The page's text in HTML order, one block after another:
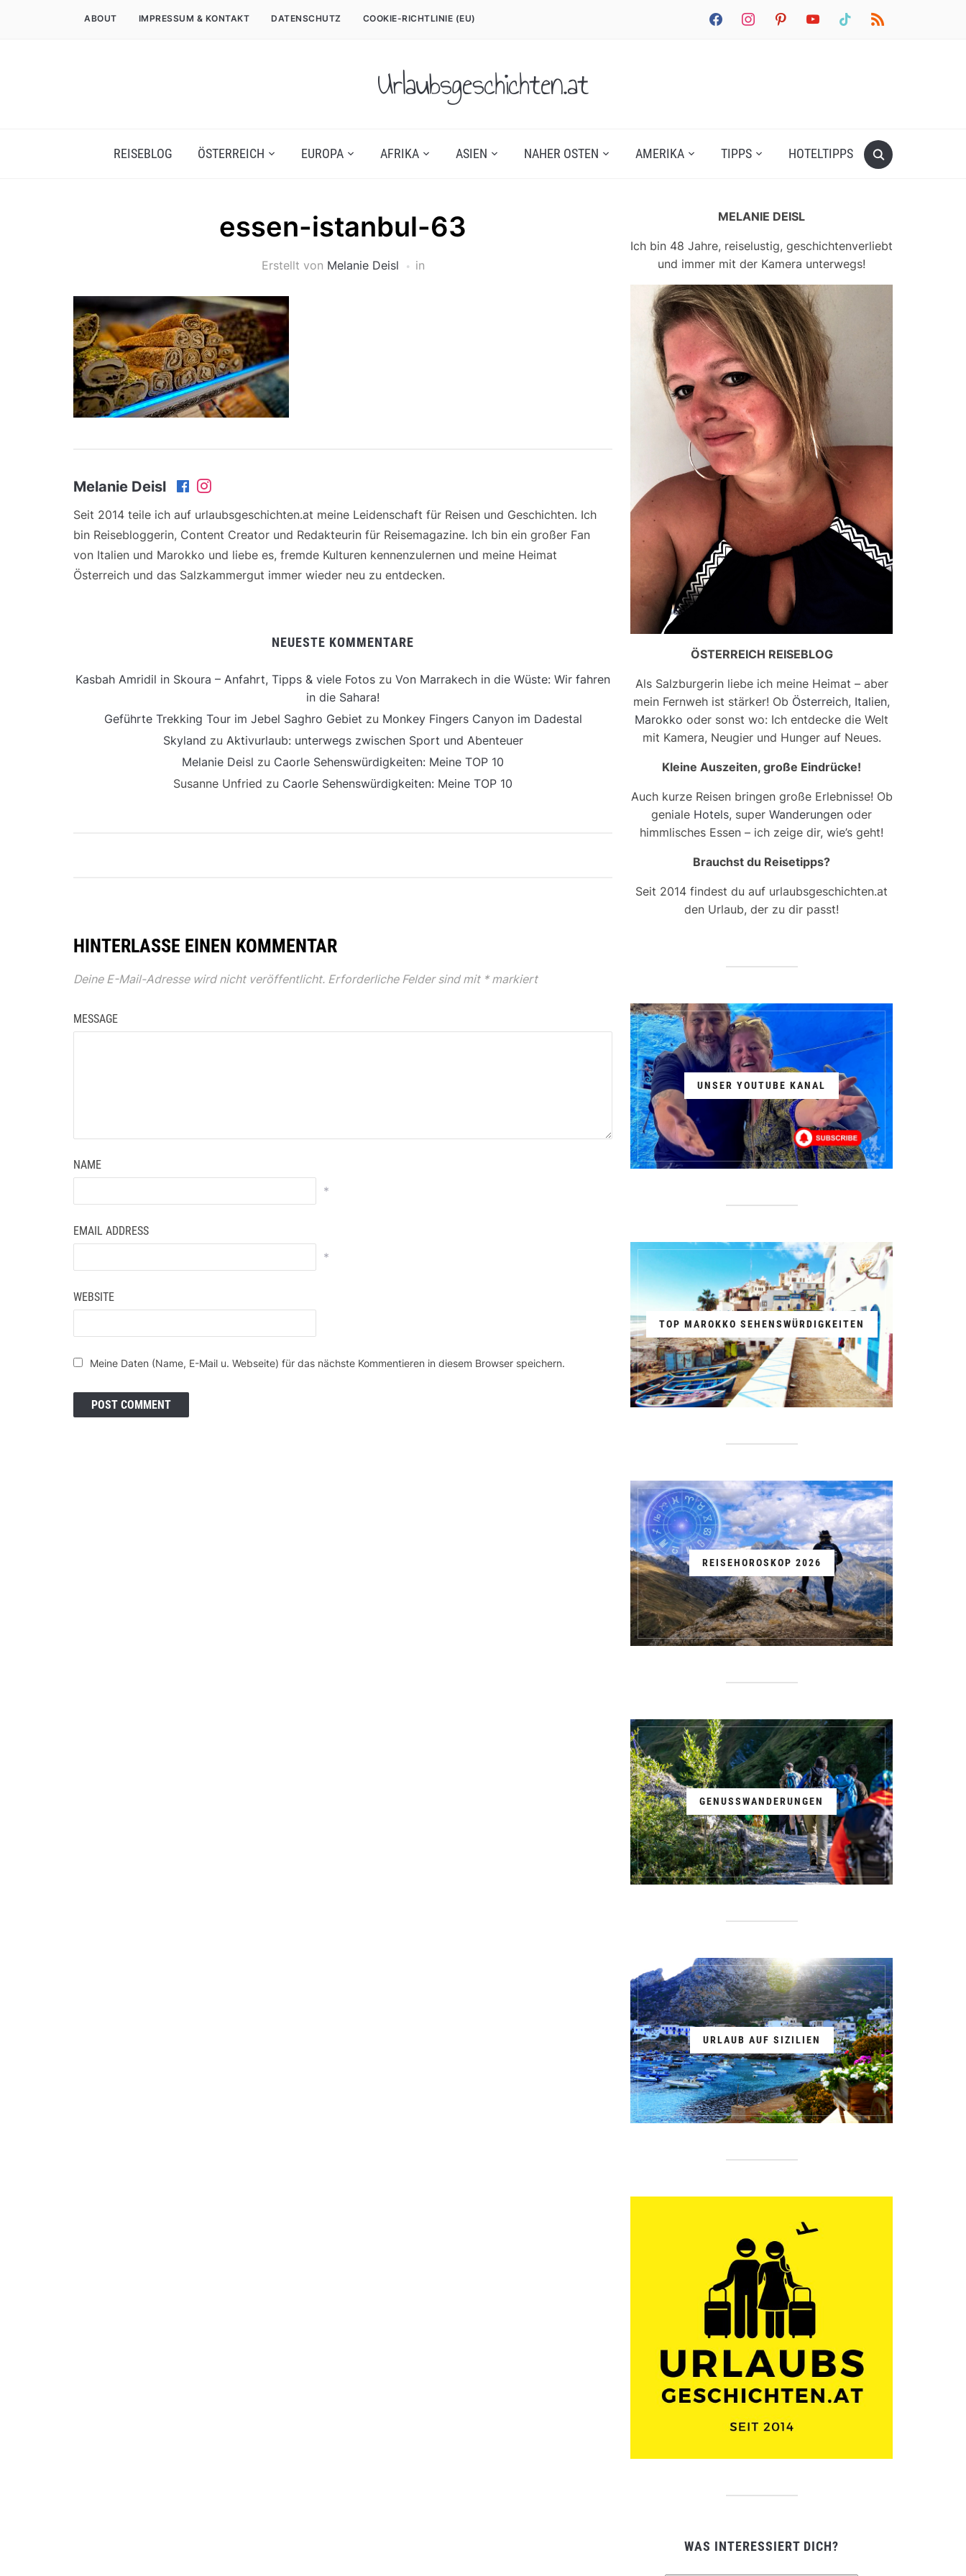
facebookinstagrampinterestyoutube tiktok rss
ABOUT IMPRESSUM & KONTAKT DATENSCHUTZ COOKIE-RICHTLINIE (EU)
Urlaubsgeschichten.at
REISEBLOG ÖSTERREICH EUROPA AFRIKA ASIEN NAHER OSTEN AMERIKA TIPPS HOTELTIPPS
essen-istanbul-63
Erstellt von Melanie Deisl in
Melanie Deisl
Seit 2014 teile ich auf urlaubsgeschichten.at meine Leidenschaft für Reisen und Geschichten. Ich
bin Reisebloggerin, Content Creator und Redakteurin für Reisemagazine. Ich bin ein großer Fan
von Italien und Marokko und liebe es, fremde Kulturen kennenzulernen und meine Heimat
Österreich und das Salzkammergut immer wieder neu zu entdecken.
NEUESTE KOMMENTARE
Kasbah Amridil in Skoura – Anfahrt, Tipps & viele Fotos zu Von Marrakech in die Wüste: Wir fahren
in die Sahara!
Geführte Trekking Tour im Jebel Saghro Gebiet zu Monkey Fingers Canyon im Dadestal
Skyland zu Aktivurlaub: unterwegs zwischen Sport und Abenteuer
Melanie Deisl zu Caorle Sehenswürdigkeiten: Meine TOP 10
Susanne Unfried zu Caorle Sehenswürdigkeiten: Meine TOP 10
HINTERLASSE EINEN KOMMENTAR
Deine E-Mail-Adresse wird nicht veröffentlicht. Erforderliche Felder sind mit *markiert
MESSAGE
NAME
*
EMAIL ADDRESS
*
WEBSITE
Meine Daten (Name, E-Mail u. Webseite) für das nächste Kommentieren in diesem Browser speichern.
MELANIE DEISL
Ich bin 48 Jahre, reiselustig, geschichtenverliebt
und immer mit der Kamera unterwegs!
ÖSTERREICH REISEBLOG
Als Salzburgerin liebe ich meine Heimat – aber
mein Fernweh ist stärker! Ob Österreich, Italien,
Marokko oder sonst wo: Ich entdecke die Welt
mit Kamera, Neugier und Hunger auf Neues.
Kleine Auszeiten, große Eindrücke!
Auch kurze Reisen bringen große Erlebnisse! Ob
geniale Hotels, super Wanderungen oder
himmlisches Essen – ich zeige dir, wie’s geht!
Brauchst du Reisetipps?
Seit 2014 findest du auf urlaubsgeschichten.at
den Urlaub, der zu dir passt!
UNSER YOUTUBE KANAL
TOP MAROKKO SEHENSWÜRDIGKEITEN
REISEHOROSKOP 2026
GENUSSWANDERUNGEN
URLAUB AUF SIZILIEN
WAS INTERESSIERT DICH?